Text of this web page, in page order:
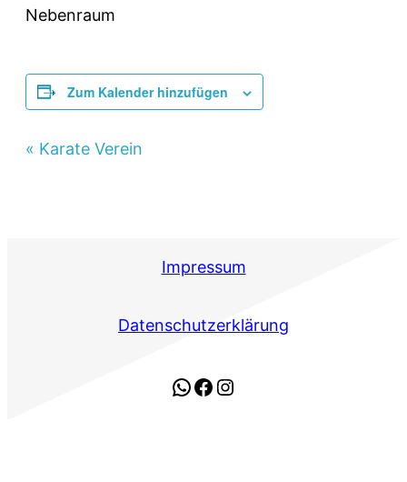
Nebenraum
Zum Kalender hinzufügen
Veranstaltung-
« Karate Verein
Impressum
Datenschutzerklärung
WhatsApp Facebook Instagram